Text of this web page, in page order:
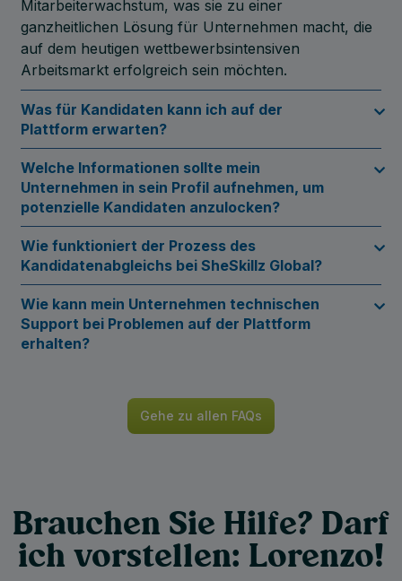
Mitarbeiterwachstum, was sie zu einer
ganzheitlichen Lösung für Unternehmen macht, die
auf dem heutigen wettbewerbsintensiven
Arbeitsmarkt erfolgreich sein möchten.
Was für Kandidaten kann ich auf der
Plattform erwarten?
Welche Informationen sollte mein
Unternehmen in sein Profil aufnehmen, um
potenzielle Kandidaten anzulocken?
Wie funktioniert der Prozess des
Kandidatenabgleichs bei SheSkillz Global?
Wie kann mein Unternehmen technischen
Support bei Problemen auf der Plattform
erhalten?
Gehe zu allen FAQs
Brauchen Sie Hilfe? Darf
ich vorstellen: Lorenzo!